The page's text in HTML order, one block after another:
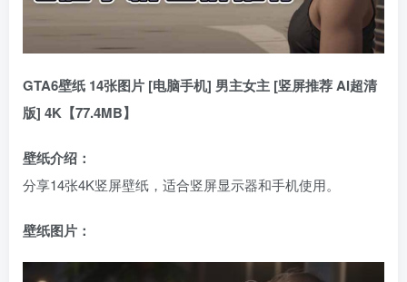
GTA6壁纸 14张图片 [电脑手机] 男主女主 [竖屏推荐 AI超清
版] 4K【77.4MB】
壁纸介绍：
分享14张4K竖屏壁纸，适合竖屏显示器和手机使用。
壁纸图片：